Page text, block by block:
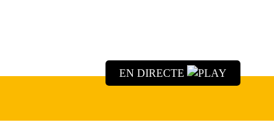
EN DIRECTE